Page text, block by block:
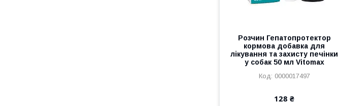
Розчин Гепатопротектор
кормова добавка для
лікування та захисту печінки
у собак 50 мл Vitomax
0000017497
128 ₴